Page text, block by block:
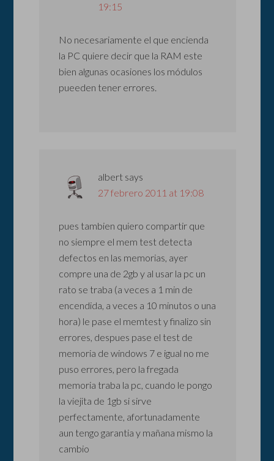
19:15
No necesariamente el que encienda
la PC quiere decir que la RAM este
bien algunas ocasiones los módulos
pueeden tener errores.
albert says
27 febrero 2011 at 19:08
pues tambien quiero compartir que
no siempre el mem test detecta
defectos en las memorias, ayer
compre una de 2gb y al usar la pc un
rato se traba (a veces a 1 min de
encendida, a veces a 10 minutos o una
hora) le pase el memtest y finalizo sin
errores, despues pase el test de
memoria de windows 7 e igual no me
puso errores, pero la fregada
memoria traba la pc, cuando le pongo
la viejita de 1gb si sirve
perfectamente, afortunadamente
aun tengo garantia y mañana mismo la
cambio